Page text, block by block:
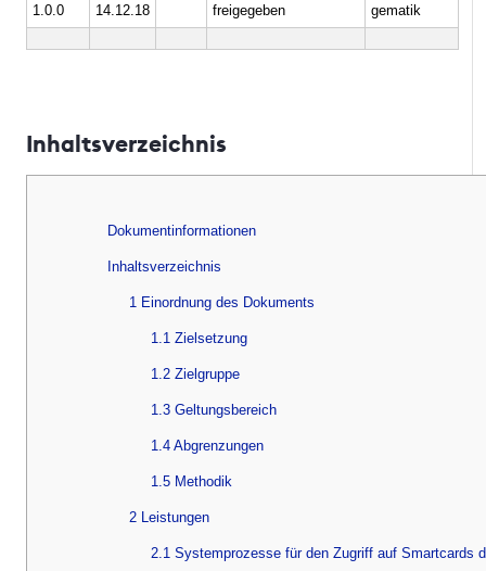
1.0.0 14.12.18 freigegeben gematik
Inhaltsverzeichnis
Dokumentinformationen
Inhaltsverzeichnis
1 Einordnung des Dokuments
1.1 Zielsetzung
1.2 Zielgruppe
1.3 Geltungsbereich
1.4 Abgrenzungen
1.5 Methodik
2 Leistungen
2.1 Systemprozesse für den Zugriff auf Smartcards